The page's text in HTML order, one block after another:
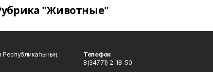
"Животные"
Республикаһының
Телефон
8(34771) 2-18-50